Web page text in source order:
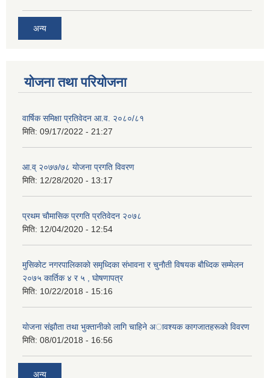
अन्य
योजना तथा परियोजना
वार्षिक समिक्षा प्रतिवेदन आ.व. २०८०/८१
मिति: 09/17/2022 - 21:27
आ.व् २०७७/७८ योजना प्रगति विवरण
मिति: 12/28/2020 - 13:17
प्रथम चाैमासिक प्रगति प्रतिवेदन २०७८
मिति: 12/04/2020 - 12:54
मुसिकाेट नगरपालिकाकाे समृध्दिका संभावना र चुनाैती विषयक बाैध्दिक सम्मेलन
२०७५ कार्तिक ४ र ५ , घाेषणापत्र
मिति: 10/22/2018 - 15:16
याेजना संझाैता तथा भुक्तानीकाे लागि चाहिने अावश्यक कागजातहरूकाे विवरण
मिति: 08/01/2018 - 16:56
अन्य